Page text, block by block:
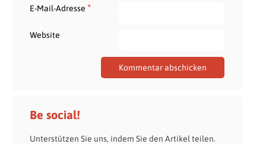
E-Mail-Adresse *
Website
Be social!
Unterstützen Sie uns, indem Sie den Artikel teilen.